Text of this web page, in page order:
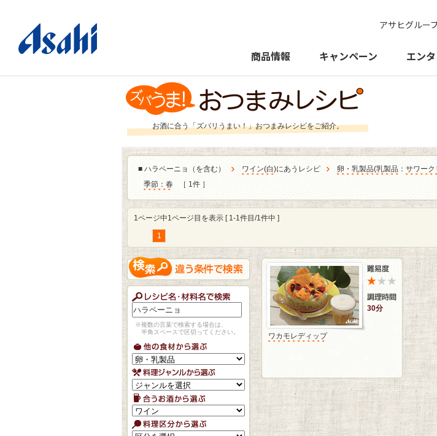
アサヒグルー
商品情報 キャンペーン エン
お酒に合う「ズバリうまい！」おつまみレシピをご紹介。
■ ハラペーニョ（を含む） ワイン(白)にあうレシピ 卵・乳製品(乳製品 ： サワーク
季節：春
［ 1件 ］
1ページ中1ページ目を表示 [ 1-1件目/1件中 ]
1
※複数の言葉で検索する場合は、
半角スペースで区切ってください。
30分
ワカモレディップ